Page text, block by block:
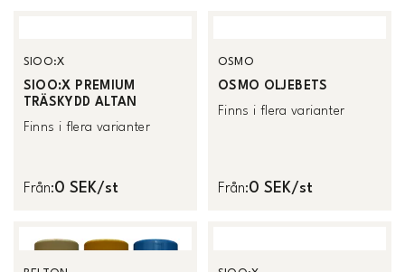
SIOO:X
SIOO:X PREMIUM
TRÄSKYDD ALTAN
Finns i flera varianter
Från:0 SEK/st
OSMO
OSMO OLJEBETS
Finns i flera varianter
Från:0 SEK/st